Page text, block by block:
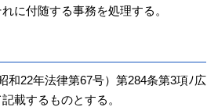
に付随する事務を処理する。
22年法律第67号）第284条第3項ﾉ広
載するものとする。